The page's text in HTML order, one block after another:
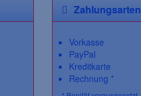
Zahlungsarten
Vorkasse
PayPal
Kreditkarte
Rechnung *